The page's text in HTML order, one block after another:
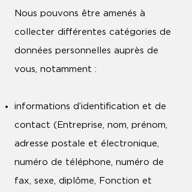
Nous pouvons être amenés à
collecter différentes catégories de
données personnelles auprès de
vous, notamment :
informations d’identification et de
contact (Entreprise, nom, prénom,
adresse postale et électronique,
numéro de téléphone, numéro de
fax, sexe, diplôme, Fonction et